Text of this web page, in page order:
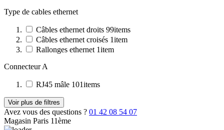
Type de cables ethernet
Câbles ethernet droits 99items
Câbles ethernet croisés 1item
Rallonges ethernet 1item
Connecteur A
RJ45 mâle 101items
Voir plus de filtres
Avez vous des questions ? 01 42 08 54 07
Magasin Paris 11ème